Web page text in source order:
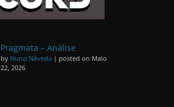
Pragmata – Análise
by Nuno Nêveda | posted on Maio
22, 2026